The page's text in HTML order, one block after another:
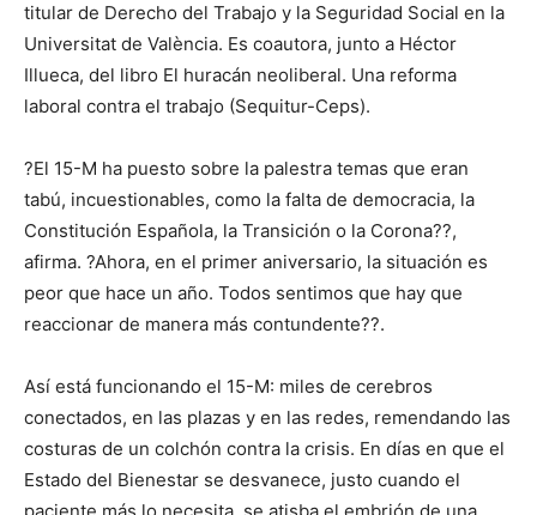
titular de Derecho del Trabajo y la Seguridad Social en la
Universitat de València. Es coautora, junto a Héctor
Illueca, del libro El huracán neoliberal. Una reforma
laboral contra el trabajo (Sequitur-Ceps).
?El 15-M ha puesto sobre la palestra temas que eran
tabú, incuestionables, como la falta de democracia, la
Constitución Española, la Transición o la Corona??,
afirma. ?Ahora, en el primer aniversario, la situación es
peor que hace un año. Todos sentimos que hay que
reaccionar de manera más contundente??.
Así está funcionando el 15-M: miles de cerebros
conectados, en las plazas y en las redes, remendando las
costuras de un colchón contra la crisis. En días en que el
Estado del Bienestar se desvanece, justo cuando el